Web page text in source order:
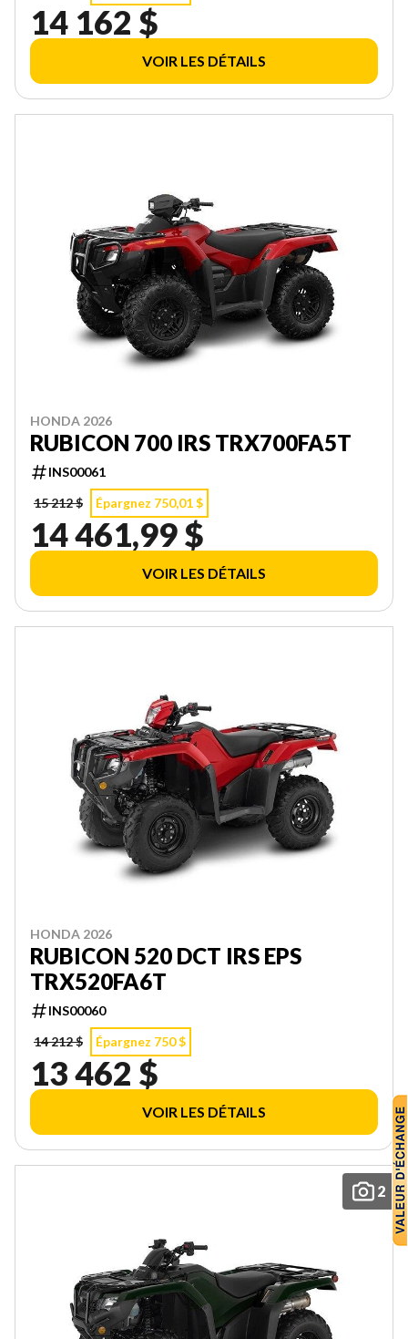
14 162 $
VOIR LES DÉTAILS
HONDA 2026
RUBICON 700 IRS TRX700FA5T
INS00061
15 212 $
Épargnez 750,01 $
14 461,99 $
VOIR LES DÉTAILS
HONDA 2026
RUBICON 520 DCT IRS EPS
TRX520FA6T
INS00060
14 212 $
Épargnez 750 $
13 462 $
VOIR LES DÉTAILS
2